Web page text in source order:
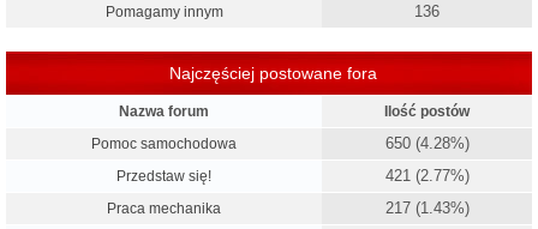
Pomagamy innym 136
Najczęściej postowane fora
Nazwa forum
Ilość postów
Pomoc samochodowa
650 (4.28%)
Przedstaw się! 421 (2.77%)
Praca mechanika 217 (1.43%)